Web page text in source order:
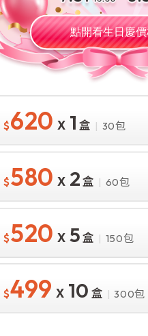
點開看生日慶
620 1 30
580 2 60
520 5 150
499 10 300